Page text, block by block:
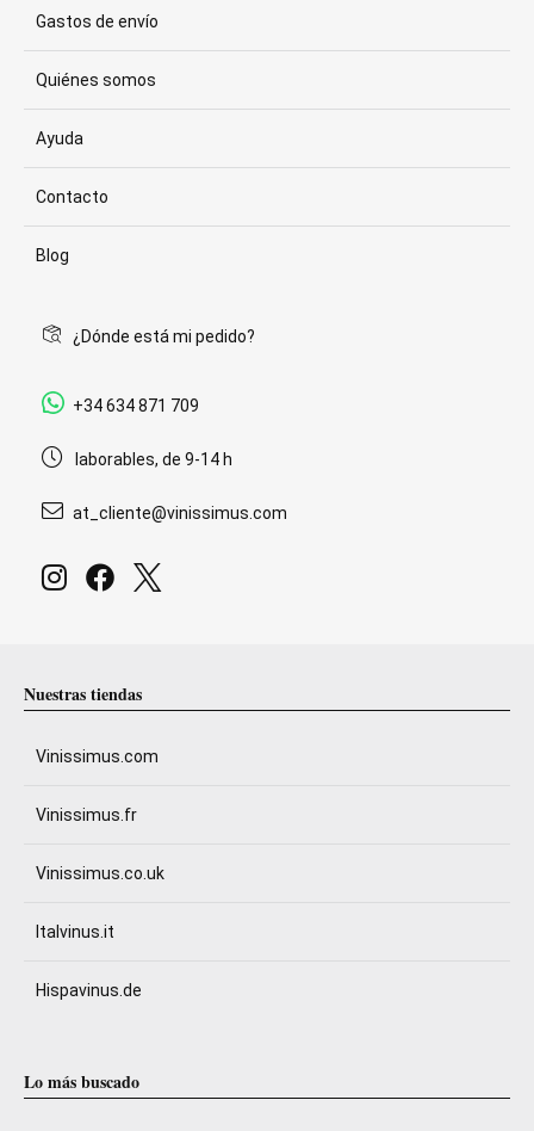
Gastos de envío
Quiénes somos
Ayuda
Contacto
Blog
¿Dónde está mi pedido?
+34 634 871 709
laborables, de 9-14 h
at_cliente@vinissimus.com
Nuestras tiendas
Vinissimus.com
Vinissimus.fr
Vinissimus.co.uk
Italvinus.it
Hispavinus.de
Lo más buscado